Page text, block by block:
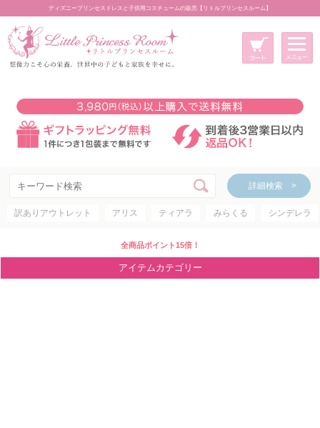
ディズニープリンセスドレスと子供用コスチュームの販売【リトルプリンセスルーム】
詳細検索 >
訳ありアウトレット アリス ティアラ みらくる シンデレラ
全商品ポイント15倍！
アイテムカテゴリー
新規会員登録
マイページ
カート
詳細検索 >
アイテムカテゴリー
ディズニープリンセス
ディズニキャラクター